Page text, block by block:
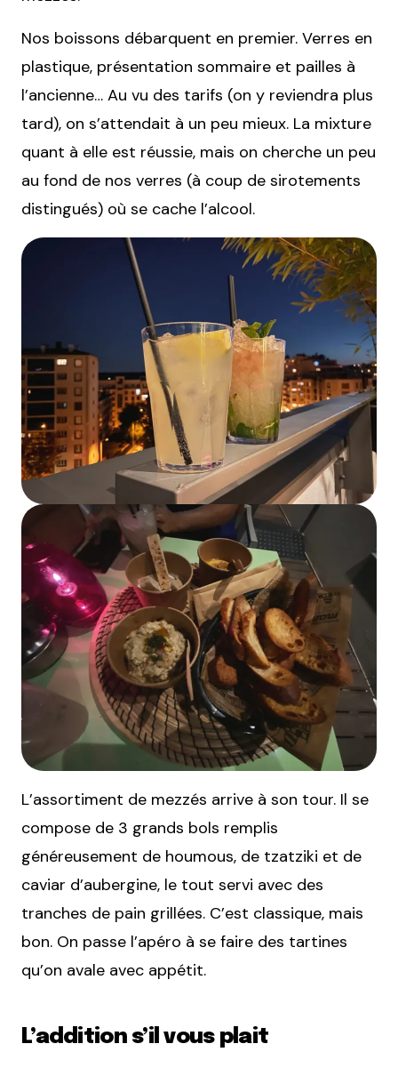
Nos boissons débarquent en premier. Verres en
plastique, présentation sommaire et pailles à
l’ancienne… Au vu des tarifs (on y reviendra plus
tard), on s’attendait à un peu mieux. La mixture
quant à elle est réussie, mais on cherche un peu
au fond de nos verres (à coup de sirotements
distingués) où se cache l’alcool.
L’assortiment de mezzés arrive à son tour. Il se
compose de 3 grands bols remplis
généreusement de houmous, de tzatziki et de
caviar d’aubergine, le tout servi avec des
tranches de pain grillées. C’est classique, mais
bon. On passe l’apéro à se faire des tartines
qu’on avale avec appétit.
L’addition s’il vous plait